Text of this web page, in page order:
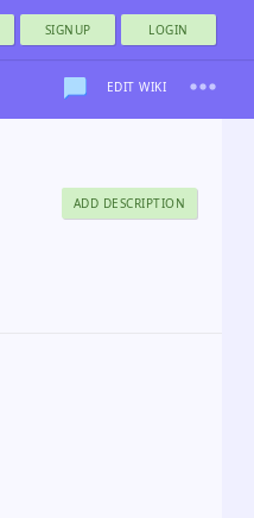
SIGNUP LOGIN
EDIT WIKI
ADD DESCRIPTION